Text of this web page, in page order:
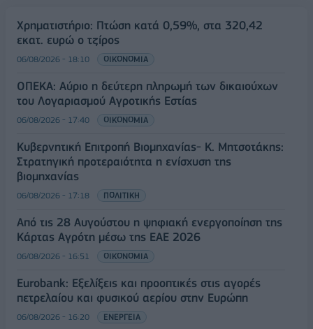
Χρηματιστήριο: Πτώση κατά 0,59%, στα 320,42
εκατ. ευρώ ο τζίρος
06/08/2026 - 18:10 ΟΙΚΟΝΟΜΙΑ
ΟΠΕΚΑ: Αύριο η δεύτερη πληρωμή των δικαιούχων
του Λογαριασμού Αγροτικής Εστίας
06/08/2026 - 17:40 ΟΙΚΟΝΟΜΙΑ
Κυβερνητική Επιτροπή Βιομηχανίας- Κ. Μητσοτάκης:
Στρατηγική προτεραιότητα η ενίσχυση της
βιομηχανίας
06/08/2026 - 17:18 ΠΟΛΙΤΙΚΗ
Από τις 28 Αυγούστου η ψηφιακή ενεργοποίηση της
Κάρτας Αγρότη μέσω της ΕΑΕ 2026
06/08/2026 - 16:51 ΟΙΚΟΝΟΜΙΑ
Eurobank: Εξελίξεις και προοπτικές στις αγορές
πετρελαίου και φυσικού αερίου στην Ευρώπη
06/08/2026 - 16:20 ΕΝΕΡΓΕΙΑ